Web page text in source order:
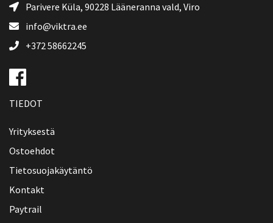
Parivere Küla, 90228 Lääneranna vald, Viro
info@viktra.ee
+372 58662245
TIEDOT
Yrityksestä
Ostoehdot
Tietosuojakäytäntö
Kontakt
Paytrail